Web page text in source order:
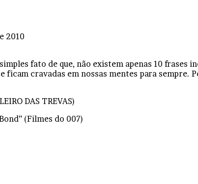
2010
fato de que, não existem apenas 10 frases
cravadas em nossas mentes para sempre.
DAS TREVAS)
(Filmes do 007)